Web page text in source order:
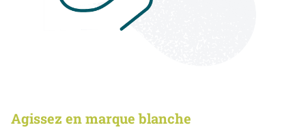
Agissez en marque blanche